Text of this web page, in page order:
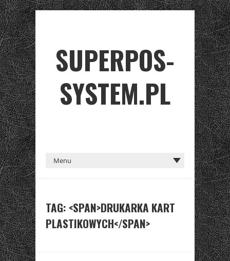
SUPERPOS-
SYSTEM.PL
TAG: <SPAN>DRUKARKA KART
PLASTIKOWYCH</SPAN>